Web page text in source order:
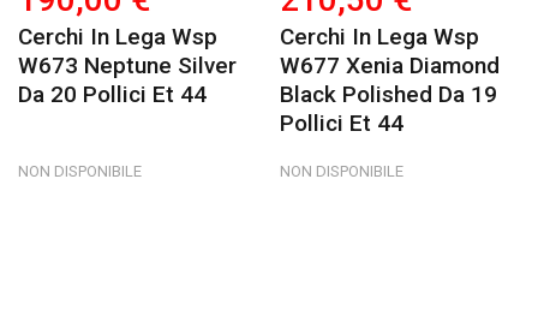
Cerchi In Lega Wsp
W673 Neptune Silver
Da 20 Pollici Et 44
NON DISPONIBILE
Cerchi In Lega Wsp
W677 Xenia Diamond
Black Polished Da 19
Pollici Et 44
NON DISPONIBILE